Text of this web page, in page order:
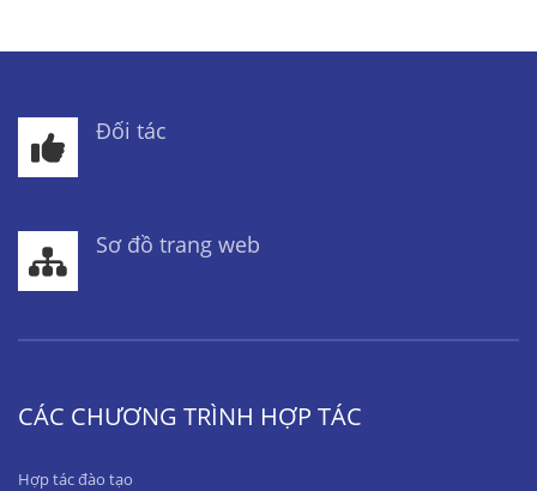
Đối tác
Sơ đồ trang web
CÁC CHƯƠNG TRÌNH HỢP TÁC
Hợp tác đào tạo